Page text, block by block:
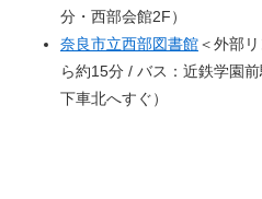
分・西部会館2F）
奈良市立西部図書館＜外部
ら約15分 / バス：近鉄学園
下車北へすぐ）